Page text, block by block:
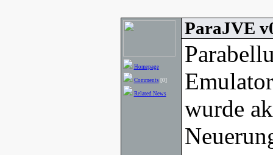
Homepage
Comments [0]
Related News
ParaJVE
wurde